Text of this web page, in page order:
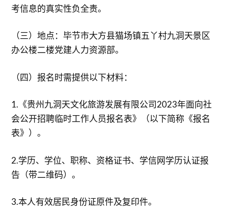
考信息的真实性负全责。
（三）地点：毕节市大方县猫场镇五丫村九洞天景区
办公楼二楼党建人力资源部。
（四）报名时需提供以下材料：
1.《贵州九洞天文化旅游发展有限公司2023年面向社
会公开招聘临时工作人员报名表》（以下简称《报名
表》）。
2.学历、学位、职称、资格证书、学信网学历认证报
告（带二维码）。
3.本人有效居民身份证原件及复印件。